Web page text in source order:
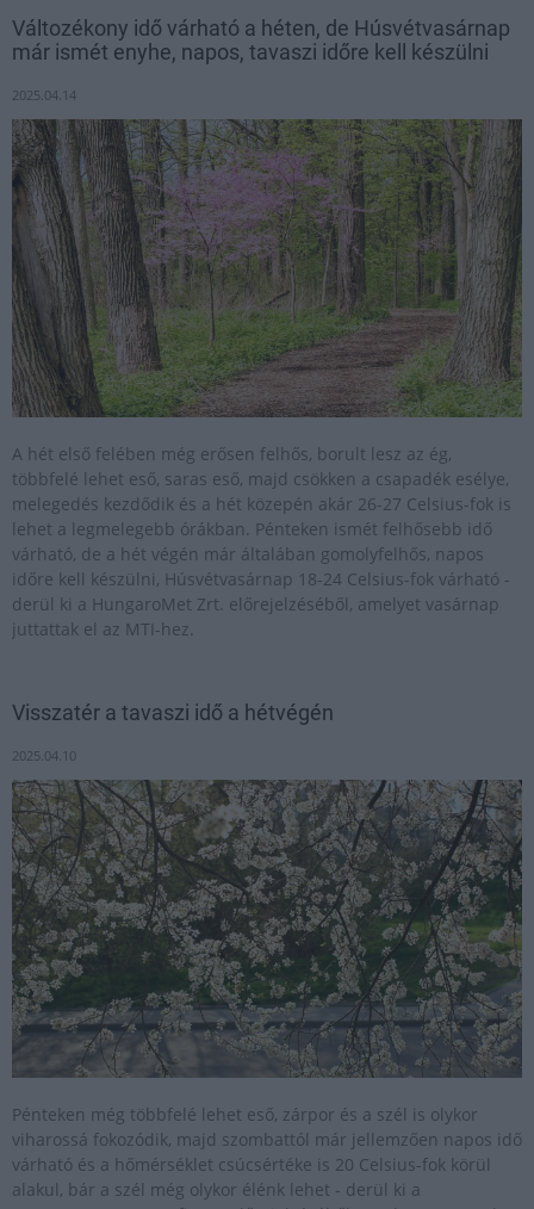
Változékony idő várható a héten, de Húsvétvasárnap
már ismét enyhe, napos, tavaszi időre kell készülni
2025.04.14
A hét első felében még erősen felhős, borult lesz az ég,
többfelé lehet eső, saras eső, majd csökken a csapadék esélye,
melegedés kezdődik és a hét közepén akár 26-27 Celsius-fok is
lehet a legmelegebb órákban. Pénteken ismét felhősebb idő
várható, de a hét végén már általában gomolyfelhős, napos
időre kell készülni, Húsvétvasárnap 18-24 Celsius-fok várható -
derül ki a HungaroMet Zrt. előrejelzéséből, amelyet vasárnap
juttattak el az MTI-hez.
Visszatér a tavaszi idő a hétvégén
2025.04.10
Pénteken még többfelé lehet eső, zárpor és a szél is olykor
viharossá fokozódik, majd szombattól már jellemzően napos idő
várható és a hőmérséklet csúcsértéke is 20 Celsius-fok körül
alakul, bár a szél még olykor élénk lehet - derül ki a